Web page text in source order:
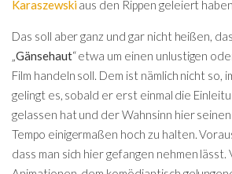
Karaszewskiaus den Rippen geleiert haben.
Das soll aber ganz und gar nicht heißen,
Gänsehaut“ etwa um einen unlustigen
Film handeln soll. Dem ist nämlich nicht so,
gelingt es, sobald er erst einmal die
gelassen hat und der Wahnsinn hier seinen
Tempo einigermaßen hoch zu halten.
dass man sich hier gefangen nehmen lässt.